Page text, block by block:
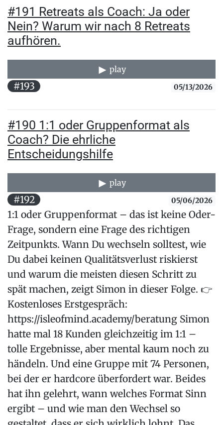
#191 Retreats als Coach: Ja oder
Nein? Warum wir nach 8 Retreats
aufhören.
play
#193 05/13/2026
#190 1:1 oder Gruppenformat als
Coach? Die ehrliche
Entscheidungshilfe
play
#192 05/06/2026
1:1 oder Gruppenformat – das ist keine Oder-
Frage, sondern eine Frage des richtigen
Zeitpunkts. Wann Du wechseln solltest, wie
Du dabei keinen Qualitätsverlust riskierst
und warum die meisten diesen Schritt zu
spät machen, zeigt Simon in dieser Folge. 👉
Kostenloses Erstgespräch:
https://isleofmind.academy/beratung Simon
hatte mal 18 Kunden gleichzeitig im 1:1 –
tolle Ergebnisse, aber mental kaum noch zu
händeln. Und eine Gruppe mit 74 Personen,
bei der er hardcore überfordert war. Beides
hat ihn gelehrt, wann welches Format Sinn
ergibt – und wie man den Wechsel so